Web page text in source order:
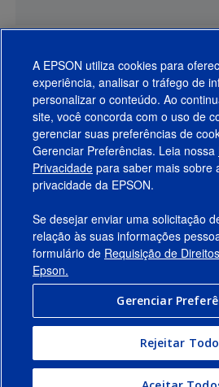
Produtos
Suporte
Links Sugeridos
Empresa
Conecte-se com a Epson
Termos de Uso
A EPSON utiliza cookies para
experiência, analisar o tráfego de
personalizar o conteúdo. Ao
site, você concorda com o uso de
gerenciar suas preferências de
Gerenciar Preferências. Leia nossa
Privacidade para saber mais sobre
privacidade da EPSON.
Se desejar enviar uma solicitação
relação às suas informações
formulário de Requisição de
Epson.
Gerenciar
Rejeitar